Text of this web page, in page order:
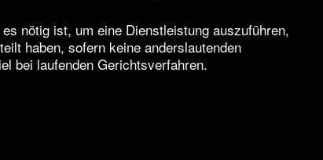
nötig ist, um eine Dienstleistung auszuführen,
haben, sofern keine anderslautenden
bei laufenden Gerichtsverfahren.